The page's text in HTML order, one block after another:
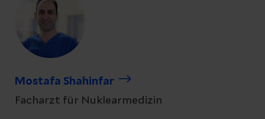
Mostafa Shahinfar
Facharzt für Nuklearmedizin